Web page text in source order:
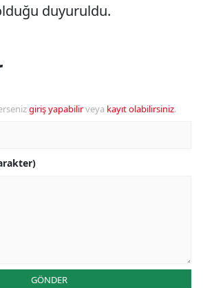
duyuruldu.
giriş yapabilirveya kayıt olabilirsiniz.
GÖNDER